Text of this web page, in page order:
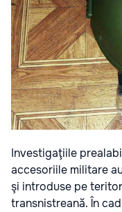
Investigaţiile
accesoriile militare
şi introduse pe
transnistreană. În